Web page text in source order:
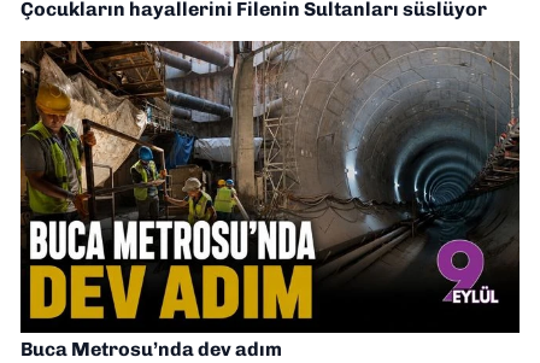
Çocukların hayallerini Filenin Sultanları süslüyor
Buca Metrosu’nda dev adım